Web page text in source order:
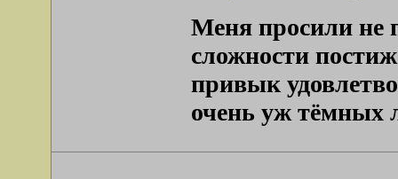
Меня просили не
сложности
привык
очень уж тёмных